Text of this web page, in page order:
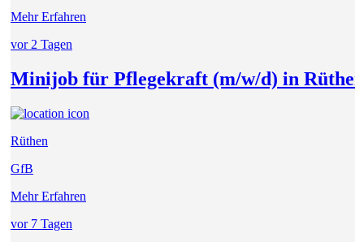
Mehr Erfahren
vor 2 Tagen
Minijob für Pflegekraft (m/w/d) in
Rüthen
GfB
Mehr Erfahren
vor 7 Tagen